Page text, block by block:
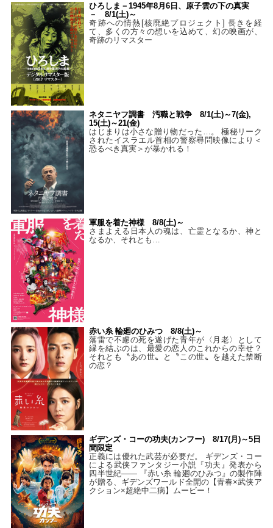
ひろしま－1945年8月6日、原子雲の下の真実
－ 8/1(土)～
奇跡への情熱[核廃絶プロジェクト] 長きを経
て、多くの方々の想いを込めて、幻の映画が、
奇跡のリマスター
ネタニヤフ調書 汚職と戦争 8/1(土)～7(金),
15(土)～21(金)
はじまりは小さな贈り物だった…。 極秘リーク
されたイスラエル首相の警察尋問映像により＜
恐るべき真実＞が暴かれる！
軍服を着た神様 8/8(土)～
さまよえる日本人の魂は、亡霊となるか、神と
なるか、それとも…
赤い糸 輪廻のひみつ 8/8(土)～
落雷で不慮の死を遂げた青年が〈月老〉として
縁を結ぶのは、最愛の恋人のこれからの幸せ？
それとも〝あの世〟と〝この世〟を越えた禁断
の恋？
ギデンズ・コーの功夫(カンフー) 8/17(月)～5日
間限定
正義には優れた武芸が必要だ。 ギデンズ・コー
による武侠ファンタジー小説『功夫』発表から
四半世紀―― 『赤い糸 輪廻のひみつ』の製作陣
が贈る、ギデンズワールド全開の【青春×武侠ア
クション×超絶中二病】ムービー！